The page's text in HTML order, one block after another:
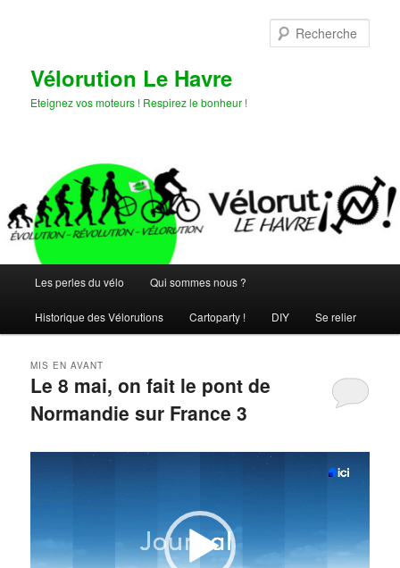
Vélorution Le Havre
Eteignez vos moteurs ! Respirez le bonheur !
principal
Les perles du vélo Qui sommes nous ?
Historique des Vélorutions Cartoparty ! DIY Se relier
Le 8 mai, on fait le pont de
Normandie sur France 3
MIS EN AVANT